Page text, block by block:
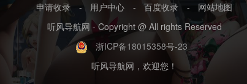
申请收录 - 用户中心 - 百度收录 -
网站地图
听风导航网 - Copyright @ All rights Reserved
浙ICP备18015358号-23
听风导航网，欢迎您！